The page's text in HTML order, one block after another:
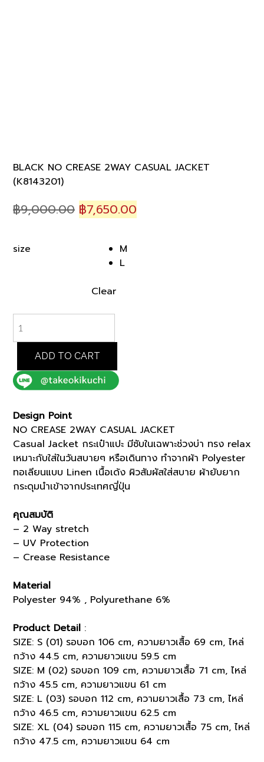
BLACK NO CREASE 2WAY CASUAL JACKET
(K8143201)
฿9,000.00 Original
฿9,000.00.
฿7,650.00
size
M
L
Clear
NO
CREASE
2WAY
CASUAL
JACKET
(K8143201)
ADD TO CART
Design Point
NO CREASE 2WAY CASUAL JACKET
Casual Jacket กระเป๋าแปะ มีซับในเฉพาะช่วงบ่า ทรง relax
เหมาะกับใส่ในวันสบายๆ หรือเดินทาง ทำจากผ้า Polyester
ทอเลียนแบบ Linen เนื้อเด้ง ผิวสัมผัสใส่สบาย ผ้ายับยาก
กระดุมนำเข้าจากประเทศญี่ปุ่น
คุณสมบัติ
– 2 Way stretch
– UV Protection
– Crease Resistance
Material
Polyester 94% , Polyurethane 6%
Product Detail :
SIZE: S (01) รอบอก 106 cm, ความยาวเสื้อ 69 cm, ไหล่
กว้าง 44.5 cm, ความยาวแขน 59.5 cm
SIZE: M (02) รอบอก 109 cm, ความยาวเสื้อ 71 cm, ไหล่
กว้าง 45.5 cm, ความยาวแขน 61 cm
SIZE: L (03) รอบอก 112 cm, ความยาวเสื้อ 73 cm, ไหล่
กว้าง 46.5 cm, ความยาวแขน 62.5 cm
SIZE: XL (04) รอบอก 115 cm, ความยาวเสื้อ 75 cm, ไหล่
กว้าง 47.5 cm, ความยาวแขน 64 cm